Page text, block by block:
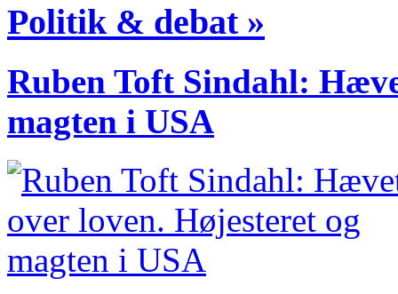
Politik & debat »
Ruben Toft Sindahl:
magten i USA